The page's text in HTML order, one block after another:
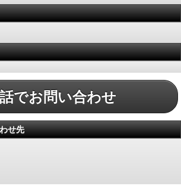
でお問い合わせ
せ先